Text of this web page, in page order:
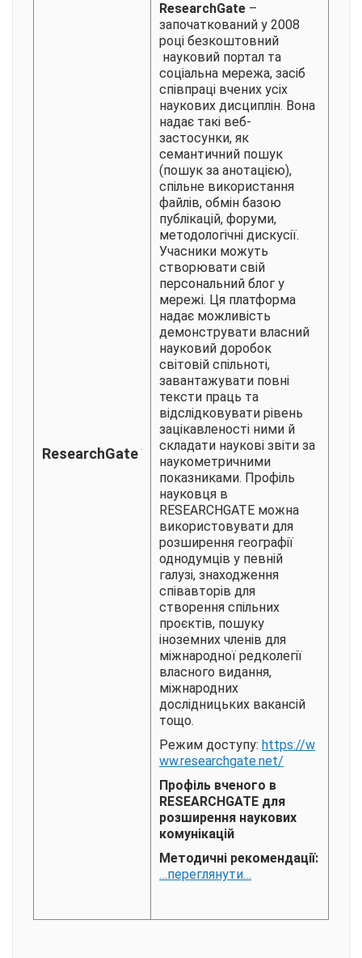
ResearchGate
ResearchGate –
започаткований у 2008
році безкоштовний
науковий портал та
соціальна мережа, засіб
співпраці вчених усіх
наукових дисциплін. Вона
надає такі веб-
застосунки, як
семантичний пошук
(пошук за анотацією),
спільне використання
файлів, обмін базою
публікацій, форуми,
методологічні дискусії.
Учасники можуть
створювати свій
персональний блог у
мережі. Ця платформа
надає можливість
демонструвати власний
науковий доробок
світовій спільноті,
завантажувати повні
тексти праць та
відслідковувати рівень
зацікавленості ними й
складати наукові звіти за
наукометричними
показниками. Профіль
науковця в
RESEARCHGATE можна
використовувати для
розширення географії
однодумців у певній
галузі, знаходження
співавторів для
створення спільних
проєктів, пошуку
іноземних членів для
міжнародної редколегії
власного видання,
міжнародних
дослідницьких вакансій
тощо.
Режим доступу: https://w
ww.researchgate.net/
Профіль вченого в
RESEARCHGATE для
розширення наукових
комунікацій
Методичні рекомендації:
…переглянути…